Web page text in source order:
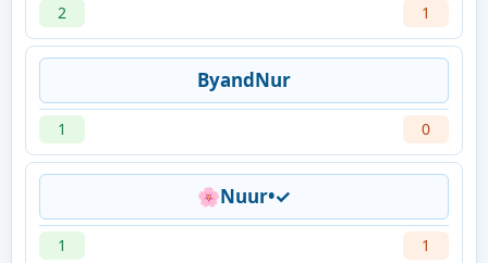
2 1
ByandNur
1 0
🌸Nuur•✓
1 1